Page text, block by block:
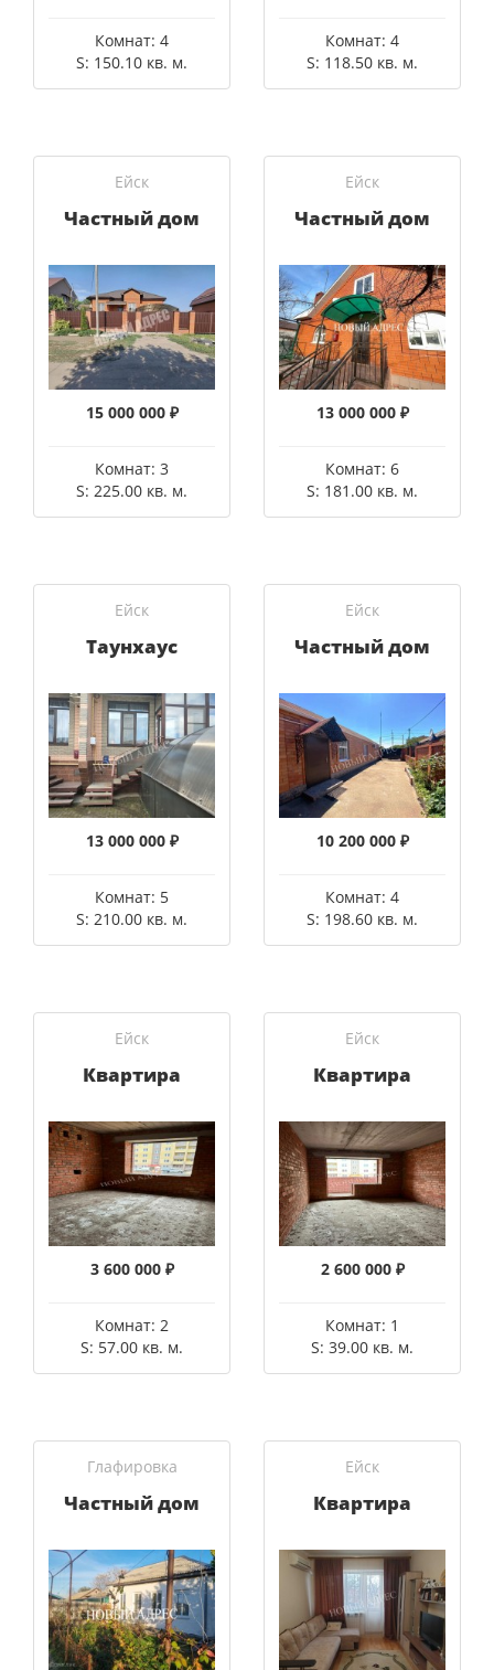
Комнат: 4
S: 150.10 кв. м.
Комнат: 4
S: 118.50 кв. м.
Ейск
Частный дом
15 000 000 ₽
Комнат: 3
S: 225.00 кв. м.
Ейск
Частный дом
13 000 000 ₽
Комнат: 6
S: 181.00 кв. м.
Ейск
Таунхаус
13 000 000 ₽
Комнат: 5
S: 210.00 кв. м.
Ейск
Частный дом
10 200 000 ₽
Комнат: 4
S: 198.60 кв. м.
Ейск
Квартира
3 600 000 ₽
Комнат: 2
S: 57.00 кв. м.
Ейск
Квартира
2 600 000 ₽
Комнат: 1
S: 39.00 кв. м.
Глафировка
Частный дом
Ейск
Квартира